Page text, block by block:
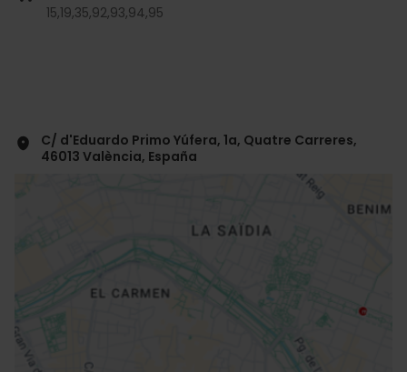
15,19,35,92,93,94,95
C/ d'Eduardo Primo Yúfera, 1a, Quatre Carreres,
46013 València, España